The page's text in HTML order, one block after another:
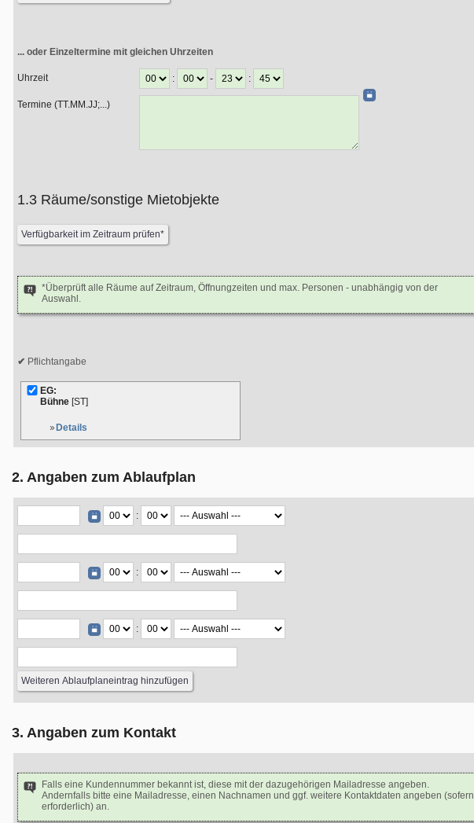
... oder Einzeltermine mit gleichen Uhrzeiten
Uhrzeit : - :
Termine (TT.MM.JJ;...)
1.3 Räume/sonstige Mietobjekte
*Überprüft alle Räume auf Zeitraum, Öffnungzeiten und max. Personen - unabhängig von der
Auswahl.
Pflichtangabe
EG:
Bühne [ST]
Details
2. Angaben zum Ablaufplan
:
:
:
3. Angaben zum Kontakt
Falls eine Kundennummer bekannt ist, diese mit der dazugehörigen Mailadresse angeben.
Andernfalls bitte eine Mailadresse, einen Nachnamen und ggf. weitere Kontaktdaten angeben (sofern
erforderlich) an.